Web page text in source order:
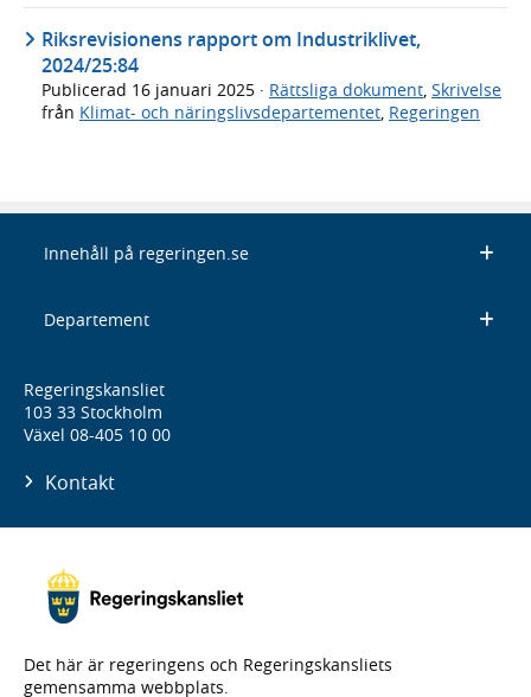
Riksrevisionens rapport om Industriklivet,
2024/25:84
Publicerad 16 januari 2025 · Rättsliga dokument, Skrivelse
från Klimat- och näringslivsdepartementet, Regeringen
Innehåll på regeringen.se
Departement
Regeringskansliet
103 33 Stockholm
Växel 08-405 10 00
Kontakt
Det här är regeringens och Regeringskansliets
gemensamma webbplats.